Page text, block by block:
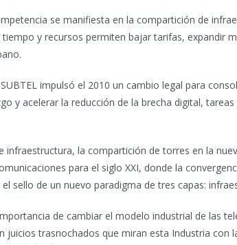
se manifiesta en la compartición de
y recursos permiten bajar tarifas, expandir
impulsó el 2010 un cambio legal para
y acelerar la reducción de la brecha digital,
infraestructura, la compartición de torres en la
para el siglo XXI, donde la
sello de un nuevo paradigma de tres capas:
de cambiar el modelo industrial de las
juicios trasnochados que miran esta Industria